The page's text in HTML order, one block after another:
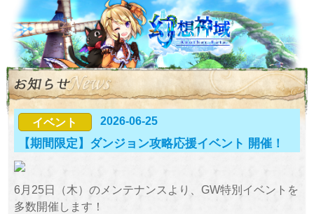
イベント 2026-06-25
【期間限定】ダンジョン攻略応援イベント 開催！
6月25日（木）のメンテナンスより、GW特別イベントを
多数開催します！